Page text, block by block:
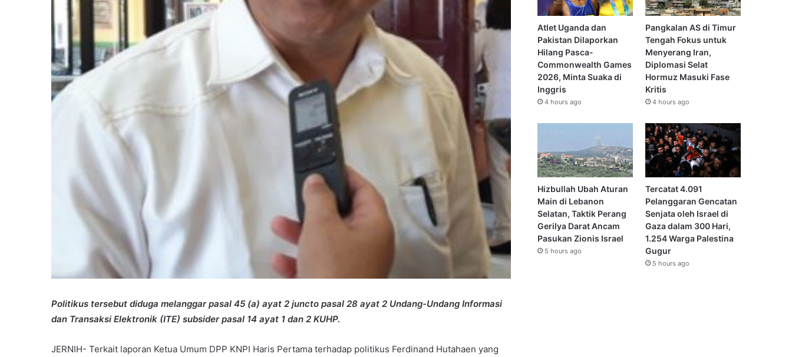
Politikus tersebut diduga melanggar pasal 45 (a) ayat 2 juncto pasal 28 ayat 2 Undang-Undang Informasi
dan Transaksi Elektronik (ITE) subsider pasal 14 ayat 1 dan 2 KUHP.
JERNIH- Terkait laporan Ketua Umum DPP KNPI Haris Pertama terhadap politikus Ferdinand Hutahaen yang
Atlet Uganda dan
Pakistan Dilaporkan
Hilang Pasca-
Commonwealth Games
2026, Minta Suaka di
Inggris
4 hours ago
Pangkalan AS di Timur
Tengah Fokus untuk
Menyerang Iran,
Diplomasi Selat
Hormuz Masuki Fase
Kritis
4 hours ago
Hizbullah Ubah Aturan
Main di Lebanon
Selatan, Taktik Perang
Gerilya Darat Ancam
Pasukan Zionis Israel
5 hours ago
Tercatat 4.091
Pelanggaran Gencatan
Senjata oleh Israel di
Gaza dalam 300 Hari,
1.254 Warga Palestina
Gugur
5 hours ago